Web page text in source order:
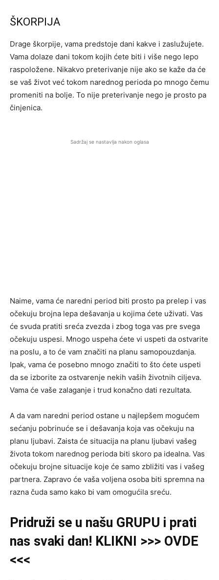
ŠKORPIJA
Drage škorpije, vama predstoje dani kakve i zaslužujete.
Vama dolaze dani tokom kojih ćete biti i više nego lepo
raspoložene. Nikakvo preterivanje nije ako se kaže da će
se vaš život već tokom narednog perioda po mnogo čemu
promeniti na bolje. To nije preterivanje nego je prosto pa
činjenica.
Sadržaj se nastavlja nakon oglasa
Naime, vama će naredni period biti prosto pa prelep i vas
očekuju brojna lepa dešavanja u kojima ćete uživati. Vas
će svuda pratiti sreća zvezda i zbog toga vas pre svega
očekuju uspesi. Mnogo uspeha ćete vi uspeti da ostvarite
na poslu, a to će vam značiti na planu samopouzdanja.
Ipak, vama će posebno mnogo značiti to što ćete uspeti
da se izborite za ostvarenje nekih vaših životnih ciljeva.
Vama će vaše zalaganje i trud konačno dati rezultata.
A da vam naredni period ostane u najlepšem mogućem
sećanju pobrinuće se i dešavanja koja vas očekuju na
planu ljubavi. Zaista će situacija na planu ljubavi vašeg
života tokom narednog perioda biti skoro pa idealna. Vas
očekuju brojne situacije koje će samo zbližiti vas i vašeg
partnera. Zapravo će vaša voljena osoba biti spremna na
razna čuda samo kako bi vam omogućila sreću.
Pridruži se u našu GRUPU i prati
nas svaki dan! KLIKNI >>> OVDE
<<<